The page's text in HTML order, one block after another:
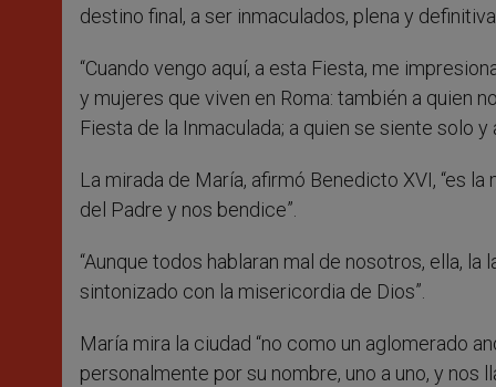
destino final, a ser inmaculados, plena y
“Cuando vengo aquí, a esta Fiesta, me
y mujeres que viven en Roma: también a quien
Fiesta de la Inmaculada; a quien se siente solo y
La mirada de María, afirmó Benedicto XVI, “es
del Padre y nos bendice”.
“Aunque todos hablaran mal de nosotros, ella,
sintonizado con la misericordia de Dios”.
María mira la ciudad “no como un aglomerado
personalmente por su nombre, uno a uno, y nos